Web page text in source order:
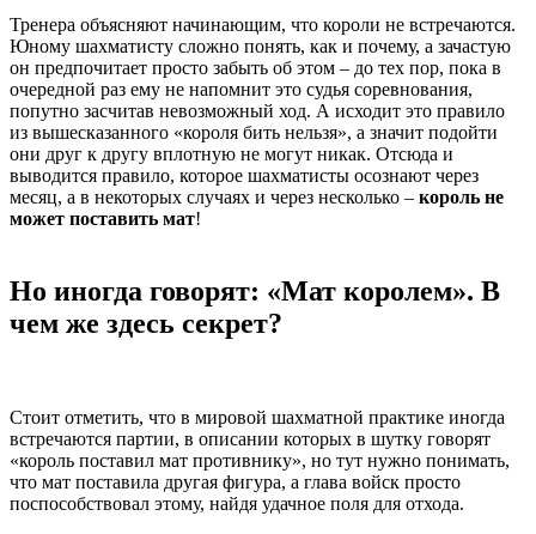
Тренера объясняют начинающим, что короли не встречаются.
Юному шахматисту сложно понять, как и почему, а зачастую
он предпочитает просто забыть об этом – до тех пор, пока в
очередной раз ему не напомнит это судья соревнования,
попутно засчитав невозможный ход. А исходит это правило
из вышесказанного «короля бить нельзя», а значит подойти
они друг к другу вплотную не могут никак. Отсюда и
выводится правило, которое шахматисты осознают через
месяц, а в некоторых случаях и через несколько – король не
может поставить мат!
Но иногда говорят: «Мат королем». В
чем же здесь секрет?
Стоит отметить, что в мировой шахматной практике иногда
встречаются партии, в описании которых в шутку говорят
«король поставил мат противнику», но тут нужно понимать,
что мат поставила другая фигура, а глава войск просто
поспособствовал этому, найдя удачное поля для отхода.